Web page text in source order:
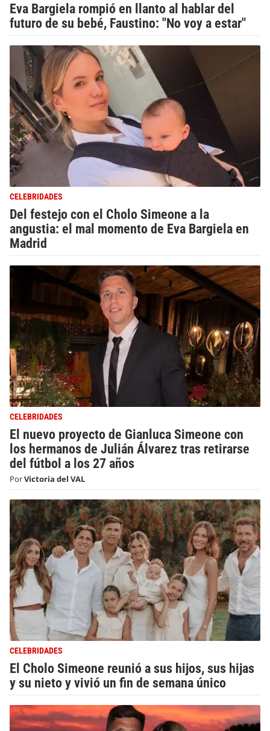
Eva Bargiela rompió en llanto al hablar del
futuro de su bebé, Faustino: "No voy a estar"
CELEBRIDADES
Del festejo con el Cholo Simeone a la
angustia: el mal momento de Eva Bargiela en
Madrid
CELEBRIDADES
El nuevo proyecto de Gianluca Simeone con
los hermanos de Julián Álvarez tras retirarse
del fútbol a los 27 años
PorVictoria del VAL
CELEBRIDADES
El Cholo Simeone reunió a sus hijos, sus hijas
y su nieto y vivió un fin de semana único